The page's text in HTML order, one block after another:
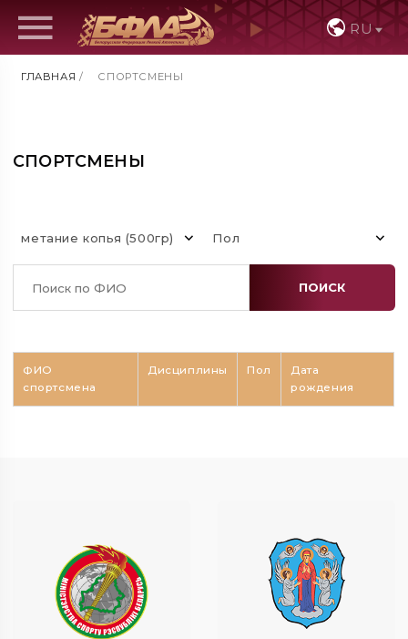
RU
ГЛАВНАЯ / СПОРТСМЕНЫ
СПОРТСМЕНЫ
метание копья (500гр) Пол
ПОИСК
ФИО
спортсмена
Дисциплины Пол
Дата
рождения